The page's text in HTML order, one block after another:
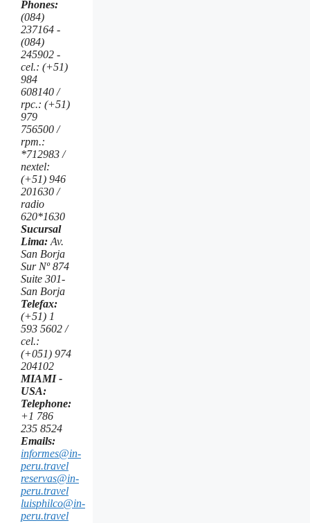
Phones:
(084)
237164 -
(084)
245902 -
cel.: (+51)
984
608140 /
rpc.: (+51)
979
756500 /
rpm.:
*712983 /
nextel:
(+51) 946
201630 /
radio
620*1630
Sucursal
Lima: Av.
San Borja
Sur Nº 874
Suite 301-
San Borja
Telefax:
(+51) 1
593 5602 /
cel.:
(+051) 974
204102
MIAMI -
USA:
Telephone:
+1 786
235 8524
Emails:
informes@in-
peru.travel
reservas@in-
peru.travel
luisphilco@in-
peru.travel